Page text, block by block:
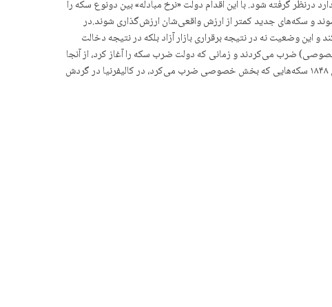
گرفته شود. با این اقدام دولت «نرخ مبادله» بین دونوع سکه را
و سکه‌های جدید کمتر از ارزش واقعی‌شان ارزش‌گذاری شوند.در
وضعیت نه در نتیجه برقراری بازار آزاد بلکه در نتیجه دخالت
ضرب می‌کردند و زمانی که دولت ضرب سکه را آغاز کرد، از آنجا
که افکار عمومی هم‌چنان به سکه‌هایی که بخش خصوصی ضرب می‌کرد، اعتماد بیشتری داشت، بخش خصوصی از ضرب سکه منع شد. حتی تا سال ۱۸۴۸ سکه‌هایی که بخش خصوصی ضرب می‌کرد، در کالیفرنیا در گردش